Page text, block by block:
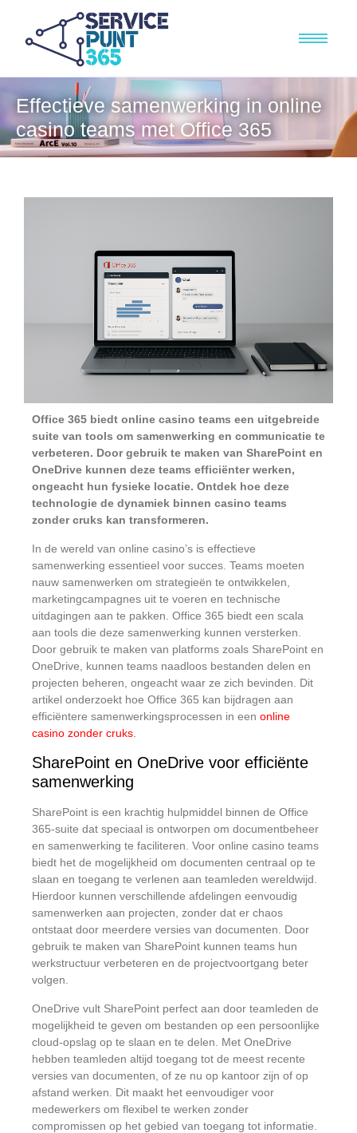
Effectieve samenwerking in online
casino teams met Office 365
Office 365 biedt online casino teams een uitgebreide
suite van tools om samenwerking en communicatie te
verbeteren. Door gebruik te maken van SharePoint en
OneDrive kunnen deze teams efficiënter werken,
ongeacht hun fysieke locatie. Ontdek hoe deze
technologie de dynamiek binnen casino teams
zonder cruks kan transformeren.
In de wereld van online casino’s is effectieve
samenwerking essentieel voor succes. Teams moeten
nauw samenwerken om strategieën te ontwikkelen,
marketingcampagnes uit te voeren en technische
uitdagingen aan te pakken. Office 365 biedt een scala
aan tools die deze samenwerking kunnen versterken.
Door gebruik te maken van platforms zoals SharePoint en
OneDrive, kunnen teams naadloos bestanden delen en
projecten beheren, ongeacht waar ze zich bevinden. Dit
artikel onderzoekt hoe Office 365 kan bijdragen aan
efficiëntere samenwerkingsprocessen in een online
casino zonder cruks
SharePoint en OneDrive voor efficiënte
samenwerking
SharePoint is een krachtig hulpmiddel binnen de Office
365-suite dat speciaal is ontworpen om documentbeheer
en samenwerking te faciliteren. Voor online casino teams
biedt het de mogelijkheid om documenten centraal op te
slaan en toegang te verlenen aan teamleden wereldwijd.
Hierdoor kunnen verschillende afdelingen eenvoudig
samenwerken aan projecten, zonder dat er chaos
ontstaat door meerdere versies van documenten. Door
gebruik te maken van SharePoint kunnen teams hun
werkstructuur verbeteren en de projectvoortgang beter
volgen.
OneDrive vult SharePoint perfect aan door teamleden de
mogelijkheid te geven om bestanden op een persoonlijke
cloud-opslag op te slaan en te delen. Met OneDrive
hebben teamleden altijd toegang tot de meest recente
versies van documenten, of ze nu op kantoor zijn of op
afstand werken. Dit maakt het eenvoudiger voor
medewerkers om flexibel te werken zonder
compromissen op het gebied van toegang tot informatie.